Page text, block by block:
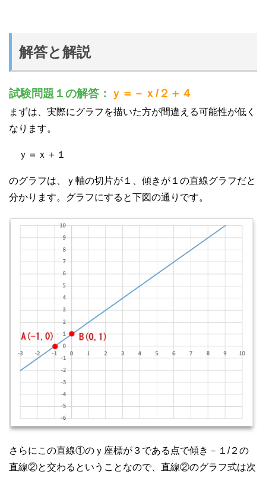
解答と解説
試験問題１の解答： ｙ＝－ｘ/２＋４
まずは、実際にグラフを描いた方が間違える可能性が低く
なります。
ｙ＝ｘ＋１
のグラフは、ｙ軸の切片が１、傾きが１の直線グラフだと
分かります。グラフにすると下図の通りです。
さらにこの直線①のｙ座標が３である点で傾き－１/２の
直線②と交わるということなので、直線②のグラフ式は次